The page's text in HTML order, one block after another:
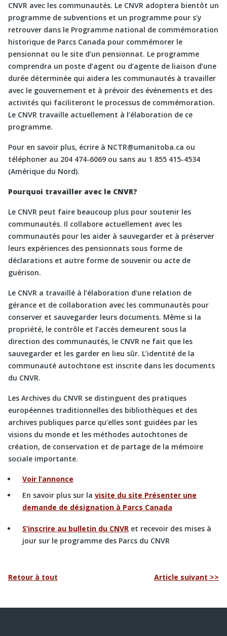
CNVR avec les communautés. Le CNVR adoptera bientôt un
programme de subventions et un programme pour s’y
retrouver dans le Programme national de commémoration
historique de Parcs Canada pour commémorer le
pensionnat ou le site d’un pensionnat. Le programme
comprendra un poste d’agent ou d’agente de liaison d’une
durée déterminée qui aidera les communautés à travailler
avec le gouvernement et à prévoir des événements et des
activités qui faciliteront le processus de commémoration.
Le CNVR travaille actuellement à l’élaboration de ce
programme.
Pour en savoir plus, écrire à NCTR@umanitoba.ca ou
téléphoner au 204 474-6069 ou sans au 1 855 415-4534
(Amérique du Nord).
Pourquoi travailler avec le CNVR?
Le CNVR peut faire beaucoup plus pour soutenir les
communautés. Il collabore actuellement avec les
communautés pour les aider à sauvegarder et à préserver
leurs expériences des pensionnats sous forme de
déclarations et autre forme de souvenir ou acte de
guérison.
Le CNVR a travaillé à l’élaboration d’une relation de
gérance et de collaboration avec les communautés pour
conserver et sauvegarder leurs documents. Même si la
propriété, le contrôle et l’accès demeurent sous la
direction des communautés, le CNVR ne fait que les
sauvegarder et les garder en lieu sûr. L’identité de la
communauté autochtone est inscrite dans les documents
du CNVR.
Les Archives du CNVR se distinguent des pratiques
européennes traditionnelles des bibliothèques et des
archives publiques parce qu’elles sont guidées par les
visions du monde et les méthodes autochtones de
création, de conservation et de partage de la mémoire
sociale importante.
Voir l’annonce
En savoir plus sur la visite du site Présenter une
demande de désignation à Parcs Canada
S’inscrire au bulletin du CNVR et recevoir des mises à
jour sur le programme des Parcs du CNVR
Retour à tout Article suivant >>